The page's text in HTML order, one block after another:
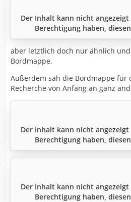
Der Inhalt kann nicht angezeigt
Berechtigung haben,
aber letztlich doch nur ähnlich
Bordmappe.
Außerdem sah die Bordmappe für
Recherche von Anfang an ganz
Der Inhalt kann nicht angezeigt
Berechtigung haben,
Der Inhalt kann nicht angezeigt
Berechtigung haben,